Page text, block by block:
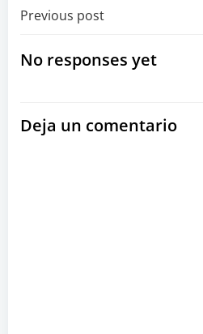
Navegación
por
entradas
Previous post
No responses yet
Deja un comentario